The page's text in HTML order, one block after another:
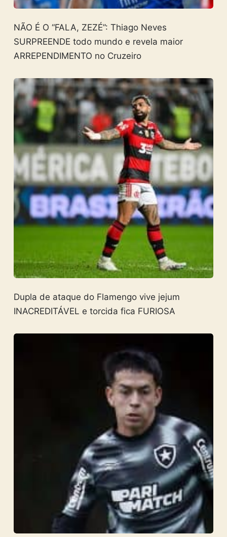
NÃO É O “FALA, ZEZÉ”: Thiago Neves
SURPREENDE todo mundo e revela maior
ARREPENDIMENTO no Cruzeiro
Dupla de ataque do Flamengo vive jejum
INACREDITÁVEL e torcida fica FURIOSA